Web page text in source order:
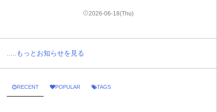
2026-06-18(Thu)
.....もっとお知らせを見る
RECENT POPULAR TAGS